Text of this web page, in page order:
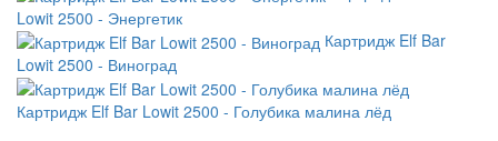
Lowit 2500 - Энергетик
Картридж Elf Bar
Lowit 2500 - Виноград
Картридж Elf Bar Lowit 2500 - Голубика малина лёд